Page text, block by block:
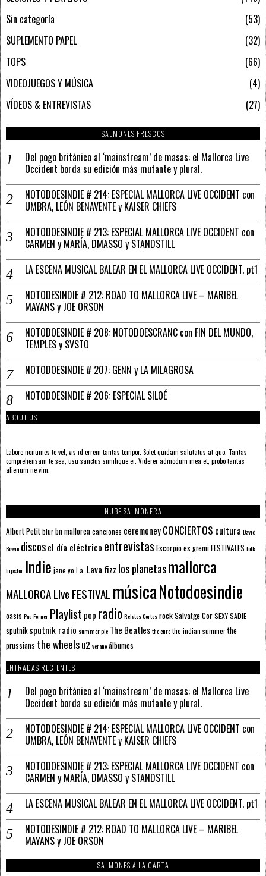
Sin categoría
53
SUPLEMENTO PAPEL
32
TOPS
66
VIDEOJUEGOS Y MÚSICA
4
VÍDEOS & ENTREVISTAS
27
SALMONES FRESCOS
Del pogo británico al ‘mainstream’ de masas: el Mallorca Live
Occident borda su edición más mutante y plural.
NOTODOESINDIE # 214: ESPECIAL MALLORCA LIVE OCCIDENT con
UMBRA, LEÓN BENAVENTE y KAISER CHIEFS
NOTODOESINDIE # 213: ESPECIAL MALLORCA LIVE OCCIDENT con
CARMEN y MARÍA, DMASSO y STANDSTILL
LA ESCENA MUSICAL BALEAR EN EL MALLORCA LIVE OCCIDENT. pt1
NOTODESINDIE # 212: ROAD TO MALLORCA LIVE – MARIBEL
MAYANS y JOE ORSON
NOTODOESINDIE # 208: NOTODOESCRANC con FIN DEL MUNDO,
TEMPLES y SVSTO
NOTODOESINDIE # 207: GENN y LA MILAGROSA
NOTODOESINDIE # 206: ESPECIAL SILOÉ
ABOUT US
Labore nonumes te vel, vis id errem tantas tempor. Solet quidam salutatus at quo. Tantas
comprehensam te sea, usu sanctus similique ei. Viderer admodum mea et, probo tantas
alienum ne vim.
NUBE SALMONERA
Albert Petitblurbn mallorcacanciones ceremoneyCONCIERTOS cultura David
Bowie discosel día eléctrico entrevistas Escorpioes gremiFESTIVALES folk
hipster Indie jane yo l.a. Lava fizz los planetasmallorca
MALLORCA LIve FESTIVAL músicaNotodoesindie
oasis Pau Forner Playlist pop radioRelatos CortosrockSalvatge CorSEXY SADIE
sputnik sputnik radio summer pie The Beatlesthe curethe indian summerthe
prussians the wheelsu2 veranoálbumes
ENTRADAS RECIENTES
Del pogo británico al ‘mainstream’ de masas: el Mallorca Live
Occident borda su edición más mutante y plural.
NOTODOESINDIE # 214: ESPECIAL MALLORCA LIVE OCCIDENT con
UMBRA, LEÓN BENAVENTE y KAISER CHIEFS
NOTODOESINDIE # 213: ESPECIAL MALLORCA LIVE OCCIDENT con
CARMEN y MARÍA, DMASSO y STANDSTILL
LA ESCENA MUSICAL BALEAR EN EL MALLORCA LIVE OCCIDENT. pt1
NOTODESINDIE # 212: ROAD TO MALLORCA LIVE – MARIBEL
MAYANS y JOE ORSON
SALMONES A LA CARTA